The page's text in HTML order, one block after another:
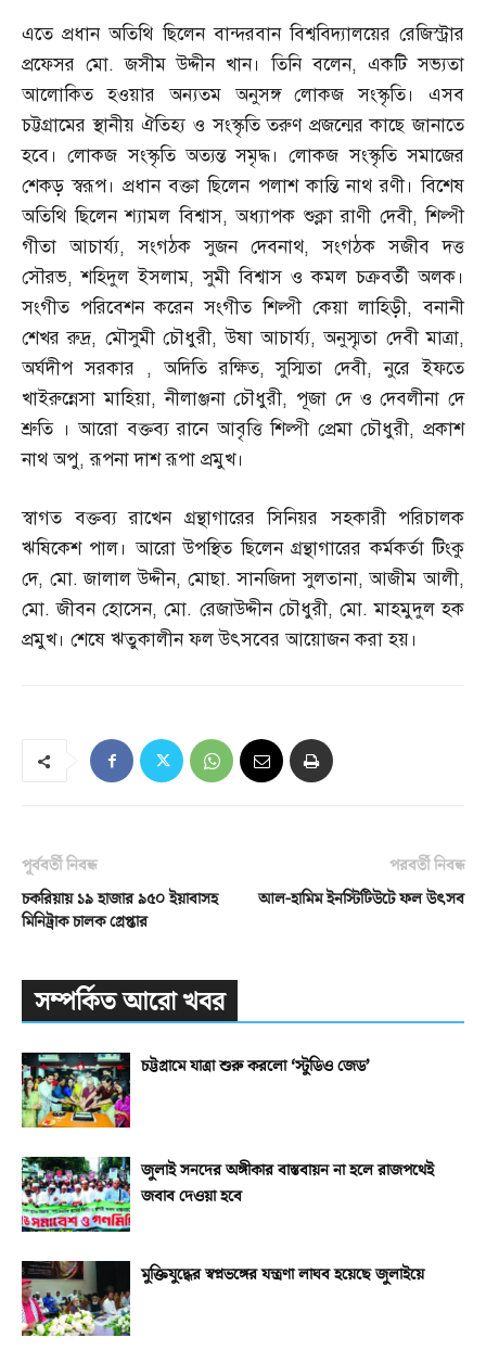
এতে প্রধান অতিথি ছিলেন বান্দরবান বিশ্ববিদ্যালয়ের রেজিস্ট্রার
প্রফেসর মো.জসীম উদ্দীন খান। তিনি বলেন, একটি সভ্যতা
আলোকিত হওয়ার অন্যতম অনুসঙ্গ লোকজ সংস্কৃতি। এসব
চট্টগ্রামের স্থানীয় ঐতিহ্য ও সংস্কৃতি তরুণ প্রজন্মের কাছে জানাতে
হবে। লোকজ সংস্কৃতি অত্যন্ত সমৃদ্ধ। লোকজ সংস্কৃতি সমাজের
শেকড় স্বরূপ। প্রধান বক্তা ছিলেন পলাশ কান্তি নাথ রণী। বিশেষ
অতিথি ছিলেন শ্যামল বিশ্বাস,অধ্যাপক শুক্লা রাণী দেবী,শিল্পী
গীতা আচার্য্য,সংগঠক সুজন দেবনাথ,সংগঠক সজীব দত্ত
সৌরভ,শহিদুল ইসলাম,সুমী বিশ্বাস ও কমল চক্রবর্তী অলক।
সংগীত পরিবেশন করেন সংগীত শিল্পী কেয়া লাহিড়ী,বনানী
শেখর রুদ্র, মৌসুমী চৌধুরী,উষা আচার্য্য,অনুস্মৃতা দেবী মাত্রা,
অর্ঘদীপ সরকার ,অদিতি রক্ষিত,সুস্মিতা দেবী,নুরে ইফতে
খাইরুন্নেসা মাহিয়া,নীলাঞ্জনা চৌধুরী, পূজা দে ও দেবলীনা দে
শ্রুতি । আরো বক্তব্য রানে আবৃত্তি শিল্পী প্রেমা চৌধুরী,প্রকাশ
নাথ অপু,রূপনা দাশ রূপা প্রমুখ।
স্বাগত বক্তব্য রাখেন গ্রন্থাগারের সিনিয়র সহকারী পরিচালক
ঋষিকেশ পাল। আরো উপস্থিত ছিলেন গ্রন্থাগারের কর্মকর্তা টিংকু
দে, মো.জালাল উদ্দীন, মোছা.সানজিদা সুলতানা,আজীম আলী,
মো.জীবন হোসেন,মো. রেজাউদ্দীন চৌধুরী, মো.মাহমুদুল হক
প্রমুখ। শেষে ঋতুকালীন ফল উৎসবের আয়োজন করা হয়।
পূর্ববর্তী নিবন্ধ
চকরিয়ায় ১৯ হাজার ৯৫০ ইয়াবাসহ
মিনিট্রাক চালক গ্রেপ্তার
পরবর্তী নিবন্ধ
আল-হামিম ইনস্টিটিউটে ফল উৎসব
সম্পর্কিত আরো খবর
চট্টগ্রামে যাত্রা শুরু করলো ‘স্টুডিও জেড’
জুলাই সনদের অঙ্গীকার বাস্তবায়ন না হলে রাজপথেই
জবাব দেওয়া হবে
মুক্তিযুদ্ধের স্বপ্নভঙ্গের যন্ত্রণা লাঘব হয়েছে জুলাইয়ে